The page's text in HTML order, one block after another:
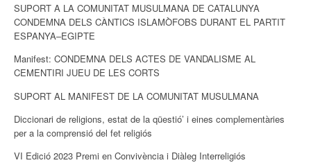
SUPORT A LA COMUNITAT MUSULMANA DE CATALUNYA
CONDEMNA DELS CÀNTICS ISLAMÒFOBS DURANT EL PARTIT
ESPANYA–EGIPTE
Manifest: CONDEMNA DELS ACTES DE VANDALISME AL
CEMENTIRI JUEU DE LES CORTS
SUPORT AL MANIFEST DE LA COMUNITAT MUSULMANA
Diccionari de religions, estat de la qüestió’ i eines complementàries
per a la comprensió del fet religiós
VI Edició 2023 Premi en Convivència i Diàleg Interreligiós